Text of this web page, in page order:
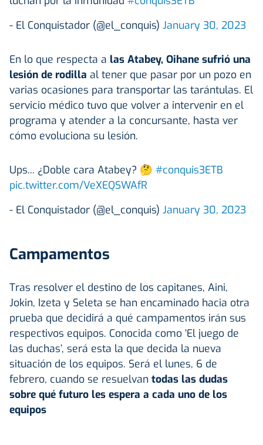
- El Conquistador (@el_conquis) January 30, 2023
En lo que respecta a las Atabey, Oihane sufrió una
lesión de rodilla al tener que pasar por un pozo en
varias ocasiones para transportar las tarántulas. El
servicio médico tuvo que volver a intervenir en el
programa y atender a la concursante, hasta ver
cómo evoluciona su lesión.
Ups... ¿Doble cara Atabey? 🤔 #conquis3ETB
pic.twitter.com/VeXEQSWAfR
- El Conquistador (@el_conquis) January 30, 2023
Campamentos
Tras resolver el destino de los capitanes, Aini,
Jokin, Izeta y Seleta se han encaminado hacia otra
prueba que decidirá a qué campamentos irán sus
respectivos equipos. Conocida como ‘El juego de
las duchas’, será esta la que decida la nueva
situación de los equipos. Será el lunes, 6 de
febrero, cuando se resuelvan todas las dudas
sobre qué futuro les espera a cada uno de los
equipos